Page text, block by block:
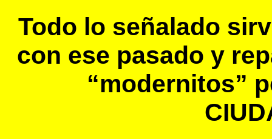
Todo lo señalado
con ese pasado y
“modernitos”